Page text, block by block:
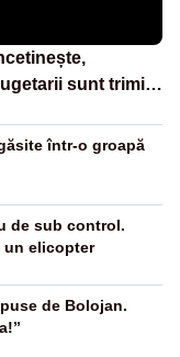
sunt trimiși
într-o groapă
de sub control.
un elicopter
de Bolojan.